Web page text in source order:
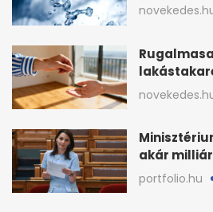
stratégiai
OTP: két
akár
fenyegette
portfolio.hu